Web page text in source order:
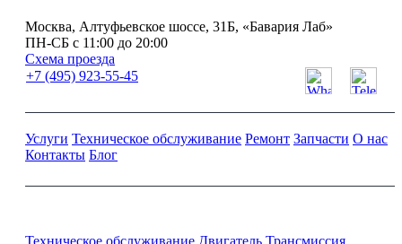
Москва, Алтуфьевское шоссе, 31Б, «Бавария Лаб»
ПН-СБ с 11:00 до 20:00
Схема проезда
+7 (495) 923-55-45
Услуги Техническое обслуживание Ремонт Запчасти О нас
Контакты Блог
Техническое обслуживание Двигатель Трансмиссия